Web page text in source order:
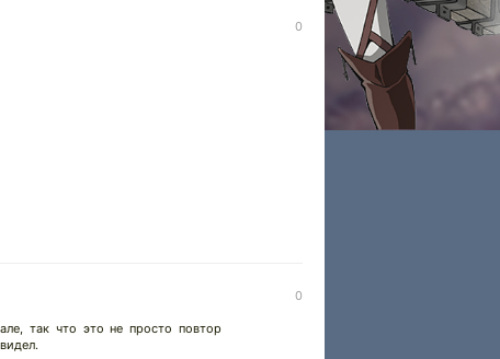
0
0
так что это не просто повтор